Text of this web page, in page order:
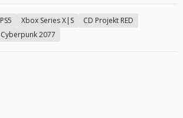
PS5 Xbox Series X|S
CD Projekt RED
Cyberpunk 2077